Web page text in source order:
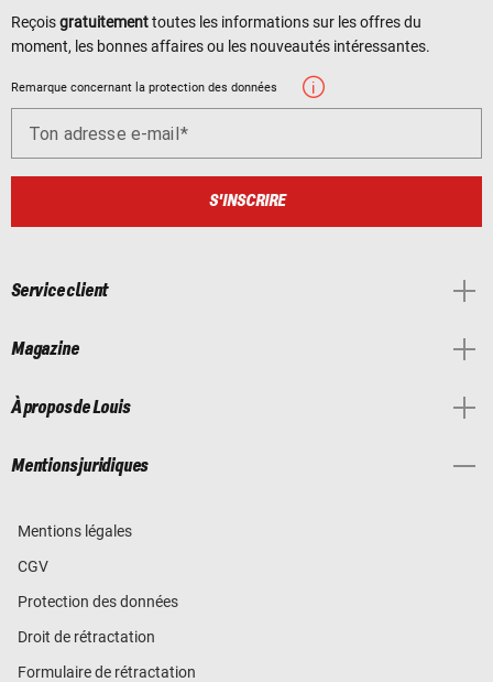
Reçoisgratuitementtoutes les informations sur les offres du
moment, les bonnes affaires ou les nouveautés intéressantes.
Remarque concernant la protection des données
Ton adresse e-mail
S'INSCRIRE
Service client
Magazine
À propos de Louis
Mentions juridiques
Mentions légales
CGV
Protection des données
Droit de rétractation
Formulaire de rétractation